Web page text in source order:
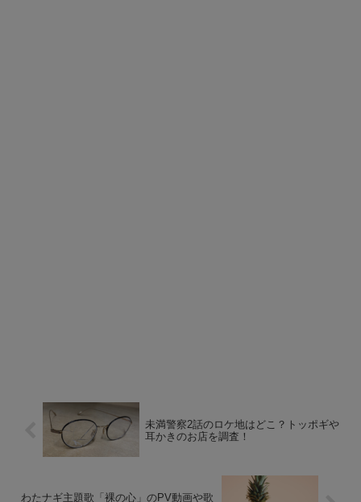
未満警察2話のロケ地はどこ？トッポギや
耳かきのお店を調査！
わたナギ主題歌「裸の心」のPV動画や歌